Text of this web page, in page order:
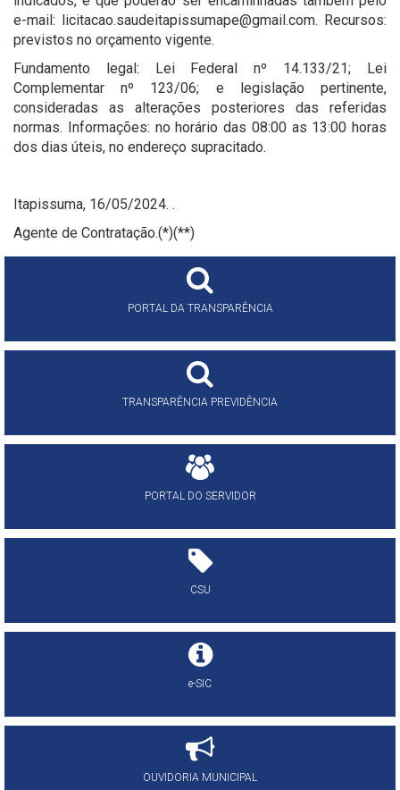
e-mail: licitacao.saudeitapissumape@gmail.com. Recursos:
previstos no orçamento vigente.
Fundamento legal: Lei Federal nº 14.133/21; Lei
Complementar nº 123/06; e legislação pertinente,
consideradas as alterações posteriores das referidas
normas. Informações: no horário das 08:00 as 13:00 horas
dos dias úteis, no endereço supracitado.
Itapissuma, 16/05/2024. .
Agente de Contratação.(*)(**)
PORTAL DA TRANSPARÊNCIA
TRANSPARÊNCIA PREVIDÊNCIA
PORTAL DO SERVIDOR
CSU
e-SIC
OUVIDORIA MUNICIPAL